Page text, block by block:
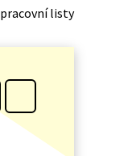
pracovní listy